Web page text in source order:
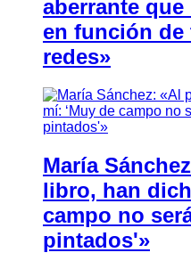
aberrante
en función de
redes»
María
libro, han
campo no
pintados'»